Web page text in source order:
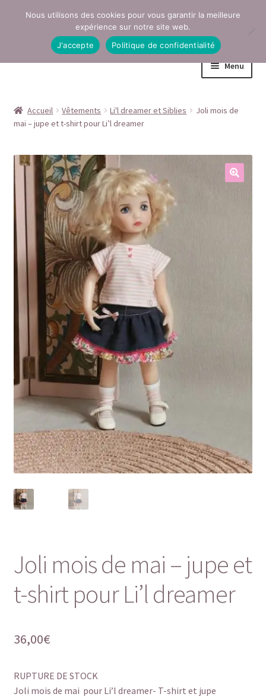
Aller
navigation
Aller
Menu
Conditions générales de vente
Contact
Mentions légales
Mon compte
Page Boutique
Panier
Politique de confidentialité
Politique de cookies (UE)
Validation de la commande
Accueil Vêtements Li'l dreamer et Siblies
Joli mois de
mai – jupe et t-shirt pour Li’l dreamer
Joli mois de mai – jupe et
t-shirt pour Li’l dreamer
36,00€
RUPTURE DE STOCK
Joli mois de mai pour Li’l dreamer- T-shirt et jupe
Nous utilisons des cookies pour vous garantir la meilleure
expérience sur notre site web.
J'accepte
Politique de confidentialité